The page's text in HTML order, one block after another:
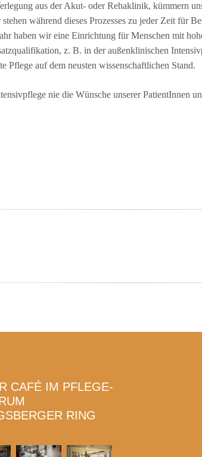
aus der Akut- oder Rehaklinik, kümmern
während dieses Prozesses zu jeder Zeit für
haben wir eine Einrichtung für Menschen mit
z. B. in der außenklinischen
Pflege auf dem neusten wissenschaftlichen Stand.
nie die Wünsche unserer PatientInnen
RING